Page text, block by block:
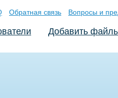
Обратная связь Вопросы и
Добавить